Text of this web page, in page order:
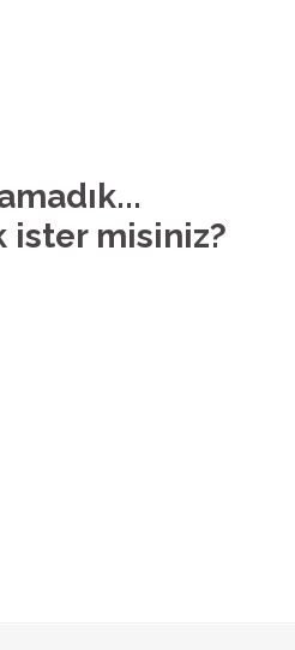
ister misiniz?